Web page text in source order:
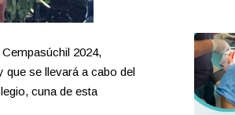
2024,
que se llevará a cabo del
cuna de esta